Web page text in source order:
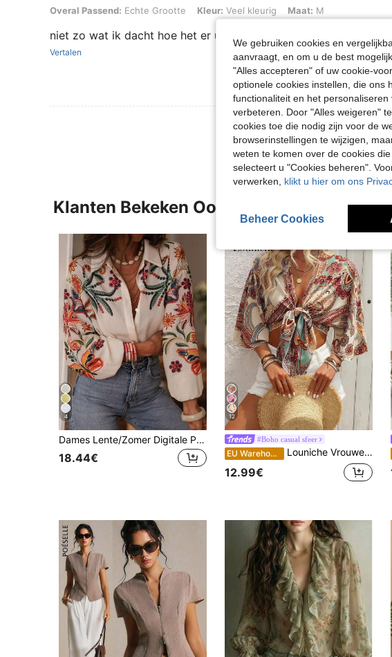
Overal Passend: Echte Grootte, Kleur: Veel kleurig, Maat: M
Overal Passend: Echte Grootte Kleur: Veel kleurig Maat: M
niet zo wat ik dacht hoe het er uit zou zien
Vertalen
Meer Beoordelingen Bekijken
Klanten Bekeken Ook
4
Dames Lente/Zomer Digitale Print Mode Elegante Elegante Casual Losse Lange Mouw Revers Cardigan Shirt Vakantie
18.44€
12
#Boho casual sfeer
EU Warehouse Louniche Vrouwen Bohemian Stijl Bedrukt Topje met Lange Mouwen en Striksluiting Vrouwen Shirt
12.99€
We gebruiken cookies en
aanvraagt, en om u de best
"Alles accepteren" of uw cookie-
optionele cookies instellen, die ons
functionaliteit en het
verbeteren. Door "Alles weigeren"
cookies toe die nodig zijn voor de
browserinstellingen te wijzigen,
weten te komen over de cookies
selecteert u "Cookies beheren".
verwerken, klikt u hier om ons
Beheer Cookies